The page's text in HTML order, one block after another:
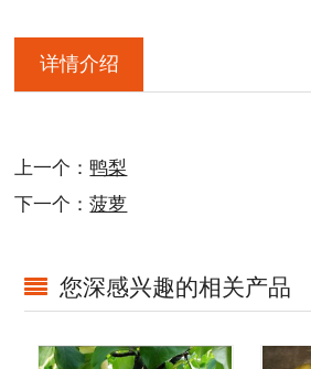
详情介绍
上一个：鸭梨
下一个：菠萝
您深感兴趣的相关产品